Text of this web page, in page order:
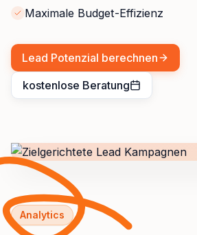
Maximale Budget-Effizienz
Lead Potenzial berechnen
kostenlose Beratung
Analytics